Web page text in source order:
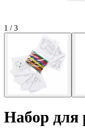
1 /3
Набор для